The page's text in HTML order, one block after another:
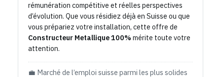
rémunération compétitive et réelles perspectives
d’évolution. Que vous résidiez déjà en Suisse ou que
vous prépariez votre installation, cette offre de
Constructeur Metallique 100% mérite toute votre
attention.
💼 Marché de l’emploi suisse parmi les plus solides